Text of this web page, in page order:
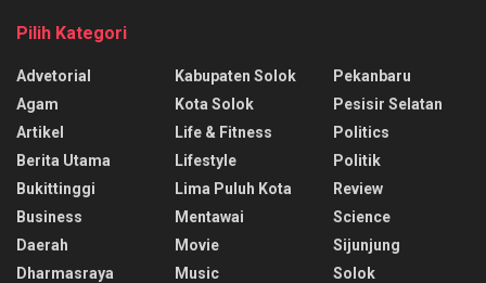
Pilih Kategori
Advetorial
Agam
Artikel
Berita Utama
Bukittinggi
Business
Daerah
Dharmasraya
Kabupaten Solok
Kota Solok
Life & Fitness
Lifestyle
Lima Puluh Kota
Mentawai
Movie
Music
Pekanbaru
Pesisir Selatan
Politics
Politik
Review
Science
Sijunjung
Solok